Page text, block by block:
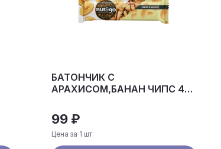
БАТОНЧИК С
АРАХИСОМ,БАНАН ЧИПС 42
99 ₽
Цена за 1 шт